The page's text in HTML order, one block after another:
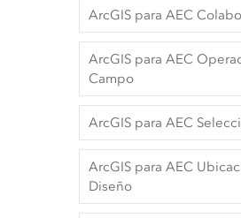
ArcGIS para AEC
ArcGIS para AEC
Campo
ArcGIS para AEC
ArcGIS para AEC
Diseño